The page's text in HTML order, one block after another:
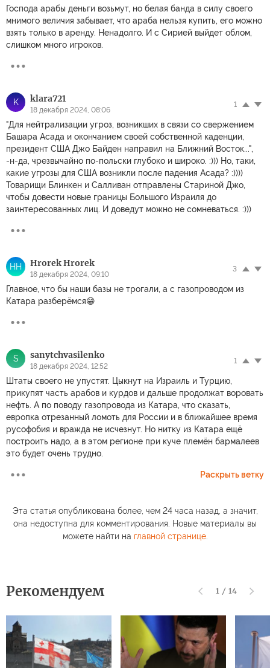
Господа арабы деньги возьмут, но белая банда в силу своего
мнимого величия забывает, что араба нельзя купить, его можно
взять только в аренду. Ненадолго. И с Сирией выйдет облом,
слишком много игроков.
K klara721
18 декабря 2024, 08:06
1
"Для нейтрализации угроз, возникших в связи со свержением
Башара Асада и окончанием своей собственной каденции,
президент США Джо Байден направил на Ближний Восток...",
-н-да, чрезвычайно по-польски глубоко и широко. :))) Но, таки,
какие угрозы для США возникли после падения Асада? :))))
Товарищи Блинкен и Салливан отправлены Стариной Джо,
чтобы довести новые границы Большого Израиля до
заинтересованных лиц. И доведут можно не сомневаться. :)))
HH Hrorek Hrorek
18 декабря 2024, 09:10
3
Главное, что бы наши базы не трогали, а с газопроводом из
Катара разберёмся😁
S sanytchvasilenko
18 декабря 2024, 12:52
1
Штаты своего не упустят. Цыкнут на Израиль и Турцию,
прикупят часть арабов и курдов и дальше продолжат воровать
нефть. А по поводу газопровода из Катара, что сказать,
европка отрезанный ломоть для России и в ближайшее время
русофобия и вражда не исчезнут. Но нитку из Катара ещё
построить надо, а в этом регионе при куче племён бармалеев
это будет очень трудно.
Раскрыть ветку
Эта статья опубликована более, чем 24 часа назад, а значит,
она недоступна для комментирования. Новые материалы вы
можете найти на главной странице.
Рекомендуем 1 / 14